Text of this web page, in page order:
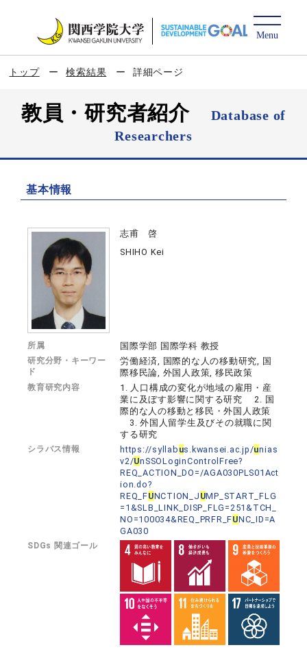
トップ 検索結果 詳細ページ
教員・研究者紹介
Database of
Researchers
基本情報
志甫 啓
SHIHO Kei
所属 国際学部 国際学科 教授
研究分野・キーワー
ド
労働経済, 国際的な人の移動研究, 国
際移民論, 外国人政策, 移民政策
教育研究内容
1. 人口構成の変化が地域の雇用・産
業に及ぼす影響に関する研究 2. 国
際的な人の移動と移民・外国人政策
3. 外国人留学生及びその就職に関
する研究
シラバス情報 https://syllab us.kwansei.ac.jp/unias
v2/UnSSOLoginControlFree?
REQ_ACTION_DO=/AGA030PLS01Act
ion.do?
REQ_FUNCTION_J UMP_START_FLG
=1&SLB_LINK_DISP_FLG=251&TCH_
NO=100034&REQ_PRFR_FUNC_ID=A
GA030
SDGs 関連ゴール